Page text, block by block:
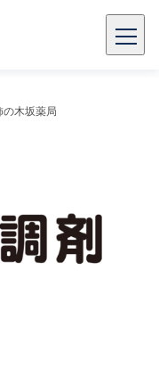
の木坂薬局